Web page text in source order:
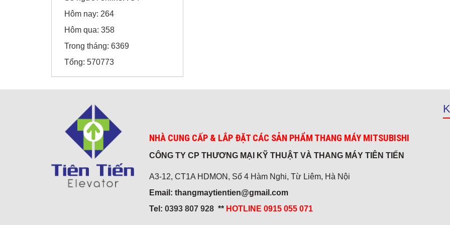
Sunny Hotel - Cao Bằng
Honda Chí Quyên - Điện Biên
Hôm nay: 264
Hôm qua: 358
Trong tháng: 6369
Tổng: 570773
NHÀ CUNG CẤP & LẮP ĐẶT CÁC SẢN PHẨM THANG MÁY MITSUBISHI
CÔNG TY CP THƯƠNG MẠI KỸ THUẬT VÀ THANG MÁY TIÊN TIẾN
A3-12, CT1A HDMON, Số 4 Hàm Nghi, Từ Liêm, Hà Nội
Email: thangmaytientien@gmail.com
Tel: 0393 807 928 ** HOTLINE 0915 055 071